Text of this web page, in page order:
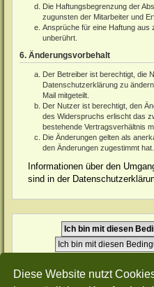
Diese Website nutzt
Die Haftungsbegrenzung der
zugunsten der Mitarbeiter und
Ansprüche für eine Haftung aus
unberührt.
6. Änderungsvorbehalt
Der Betreiber ist berechtigt, die
Datenschutzerklärung zu
Mail mitgeteilt.
Der Nutzer ist berechtigt, den
des Widerspruchs erlischt das
bestehende Vertragsverhältnis
Die Änderungen gelten als
den Änderungen zugestimmt hat.
Informationen über den
sind in der
Sudden-Strike-Maps.de